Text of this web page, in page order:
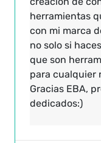
herramientas
con mi marca
no solo si
que son
para cualquier
Gracias EBA,
dedicados:)